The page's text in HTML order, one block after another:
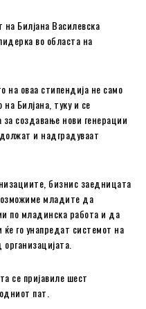
на Билјана Василевска
во областа на
оваа стипендија не само
Билјана, туку и се
создавање нови генерации
и надградуваат
бизнис заедницата
младите да
по младинска работа и да
го унапредат системот на
се пријавиле шест
пат.